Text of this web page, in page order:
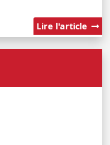
Lire l'article